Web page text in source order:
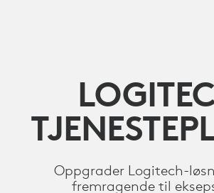
Oppgrader Logitech-
fremragende til